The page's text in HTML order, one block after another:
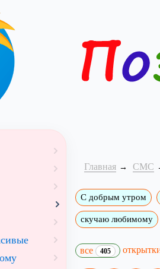
Главная СМС
С добрым утром
скучаю любимому
все 405